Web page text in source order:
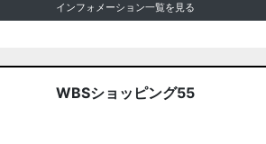
インフォメーション一覧を見る
WBSショッピング55